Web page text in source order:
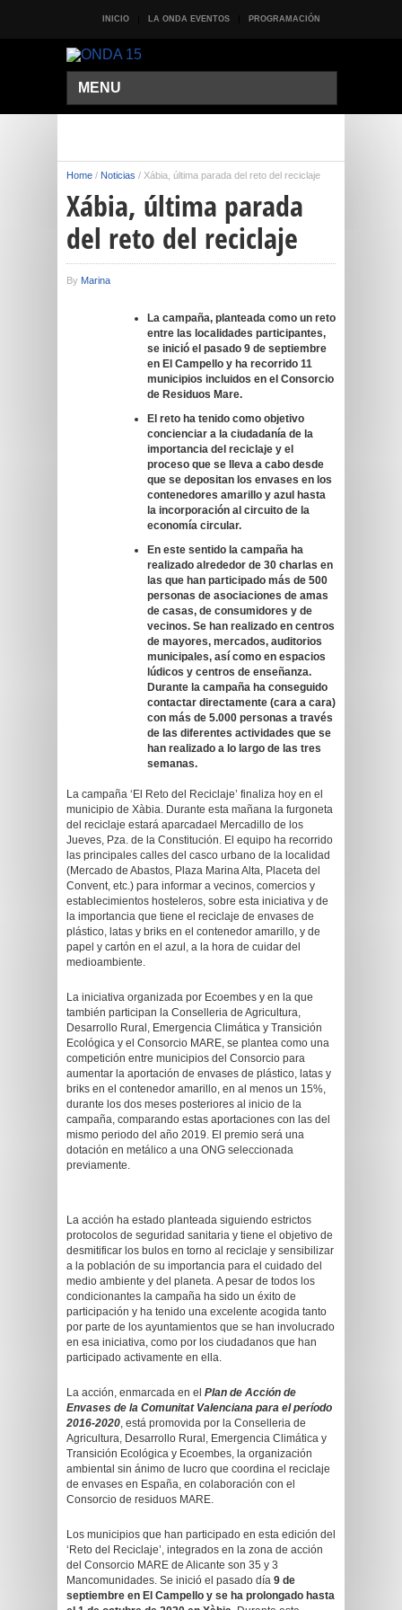
INICIO LA ONDA EVENTOS PROGRAMACIÓN
MENU
Home / Noticias / Xábia, última parada del reto del reciclaje
Xábia, última parada
del reto del reciclaje
By Marina
La campaña, planteada como un reto
entre las localidades participantes,
se inició el pasado 9 de septiembre
en El Campello y ha recorrido 11
municipios incluidos en el Consorcio
de Residuos Mare.
El reto ha tenido como objetivo
concienciar a la ciudadanía de la
importancia del reciclaje y el
proceso que se lleva a cabo desde
que se depositan los envases en los
contenedores amarillo y azul hasta
la incorporación al circuito de la
economía circular.
En este sentido la campaña ha
realizado alrededor de 30 charlas en
las que han participado más de 500
personas de asociaciones de amas
de casas, de consumidores y de
vecinos. Se han realizado en centros
de mayores, mercados, auditorios
municipales, así como en espacios
lúdicos y centros de enseñanza.
Durante la campaña ha conseguido
contactar directamente (cara a cara)
con más de 5.000 personas a través
de las diferentes actividades que se
han realizado a lo largo de las tres
semanas.
La campaña ‘El Reto del Reciclaje’ finaliza hoy en el
municipio de Xàbia. Durante esta mañana la furgoneta
del reciclaje estará aparcadael Mercadillo de los
Jueves, Pza. de la Constitución. El equipo ha recorrido
las principales calles del casco urbano de la localidad
(Mercado de Abastos, Plaza Marina Alta, Placeta del
Convent, etc.) para informar a vecinos, comercios y
establecimientos hosteleros, sobre esta iniciativa y de
la importancia que tiene el reciclaje de envases de
plástico, latas y briks en el contenedor amarillo, y de
papel y cartón en el azul, a la hora de cuidar del
medioambiente.
La iniciativa organizada por Ecoembes y en la que
también participan la Conselleria de Agricultura,
Desarrollo Rural, Emergencia Climática y Transición
Ecológica y el Consorcio MARE, se plantea como una
competición entre municipios del Consorcio para
aumentar la aportación de envases de plástico, latas y
briks en el contenedor amarillo, en al menos un 15%,
durante los dos meses posteriores al inicio de la
campaña, comparando estas aportaciones con las del
mismo periodo del año 2019. El premio será una
dotación en metálico a una ONG seleccionada
previamente.
La acción ha estado planteada siguiendo estrictos
protocolos de seguridad sanitaria y tiene el objetivo de
desmitificar los bulos en torno al reciclaje y sensibilizar
a la población de su importancia para el cuidado del
medio ambiente y del planeta. A pesar de todos los
condicionantes la campaña ha sido un éxito de
participación y ha tenido una excelente acogida tanto
por parte de los ayuntamientos que se han involucrado
en esa iniciativa, como por los ciudadanos que han
participado activamente en ella.
La acción, enmarcada en el Plan de Acción de
Envases de la Comunitat Valenciana para el período
2016-2020, está promovida por la Conselleria de
Agricultura, Desarrollo Rural, Emergencia Climática y
Transición Ecológica y Ecoembes, la organización
ambiental sin ánimo de lucro que coordina el reciclaje
de envases en España, en colaboración con el
Consorcio de residuos MARE.
Los municipios que han participado en esta edición del
‘Reto del Reciclaje’, integrados en la zona de acción
del Consorcio MARE de Alicante son 35 y 3
Mancomunidades. Se inició el pasado día 9 de
septiembre en El Campello y se ha prolongado hasta